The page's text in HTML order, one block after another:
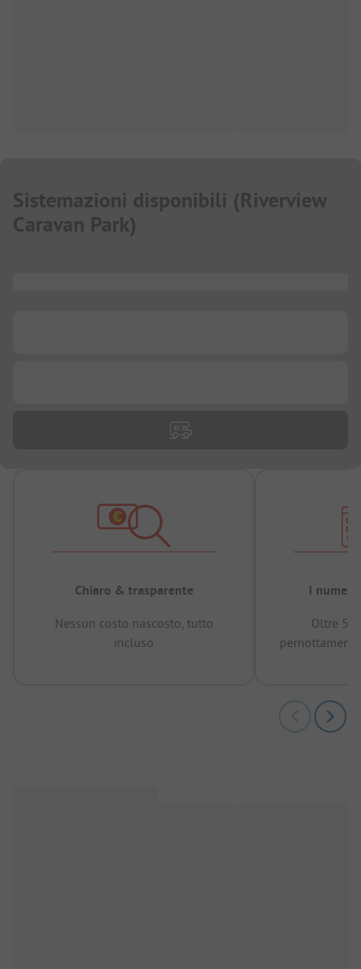
Sistemazioni disponibili (Riverview
Caravan Park)
Chiaro & trasparente
Nessun costo nascosto, tutto
incluso
I numeri
Oltre